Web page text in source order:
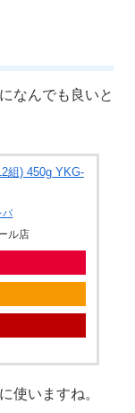
なんでも良いと
組) 450g YKG-
バ
ル店
使いますね。